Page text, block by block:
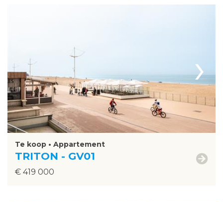
›
Te koop • Appartement
TRITON - GV01
€ 419 000